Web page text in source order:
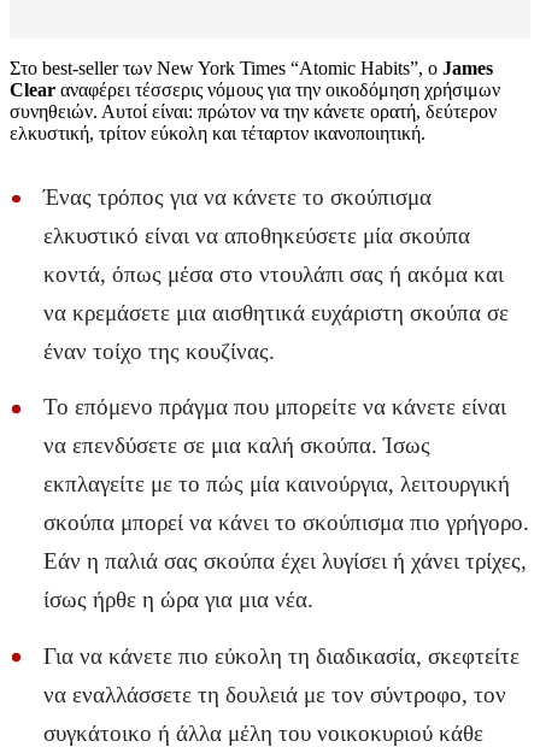
Στο best-seller των New York Times “Atomic Habits”, ο James
Clear αναφέρει τέσσερις νόμους για την οικοδόμηση χρήσιμων
συνηθειών. Αυτοί είναι: πρώτον να την κάνετε ορατή, δεύτερον
ελκυστική, τρίτον εύκολη και τέταρτον ικανοποιητική.
Ένας τρόπος για να κάνετε το σκούπισμα
ελκυστικό είναι να αποθηκεύσετε μία σκούπα
κοντά, όπως μέσα στο ντουλάπι σας ή ακόμα και
να κρεμάσετε μια αισθητικά ευχάριστη σκούπα σε
έναν τοίχο της κουζίνας.
Το επόμενο πράγμα που μπορείτε να κάνετε είναι
να επενδύσετε σε μια καλή σκούπα. Ίσως
εκπλαγείτε με το πώς μία καινούργια, λειτουργική
σκούπα μπορεί να κάνει το σκούπισμα πιο γρήγορο.
Εάν η παλιά σας σκούπα έχει λυγίσει ή χάνει τρίχες,
ίσως ήρθε η ώρα για μια νέα.
Για να κάνετε πιο εύκολη τη διαδικασία, σκεφτείτε
να εναλλάσσετε τη δουλειά με τον σύντροφο, τον
συγκάτοικο ή άλλα μέλη του νοικοκυριού κάθε